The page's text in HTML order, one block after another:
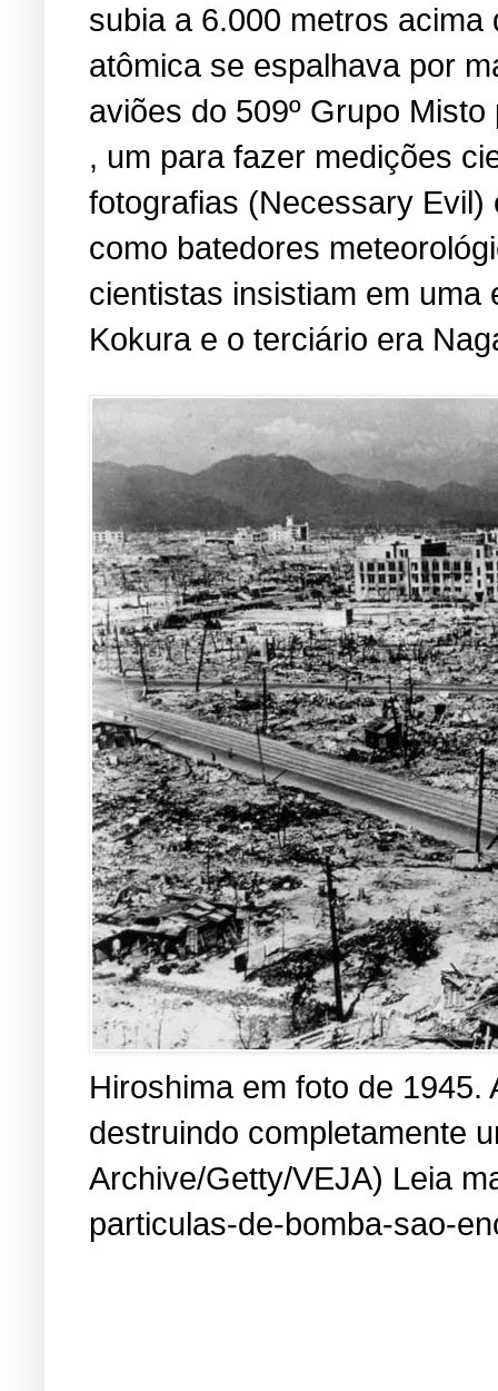
subia a 6.000 metros
atômica se espalhava por
aviões do 509º Grupo
, um para fazer medições
fotografias (Necessary
como batedores
cientistas insistiam em
Kokura e o terciário era
Hiroshima em foto de
destruindo completamente
Archive/Getty/VEJA) Leia
particulas-de-bomba-sao-